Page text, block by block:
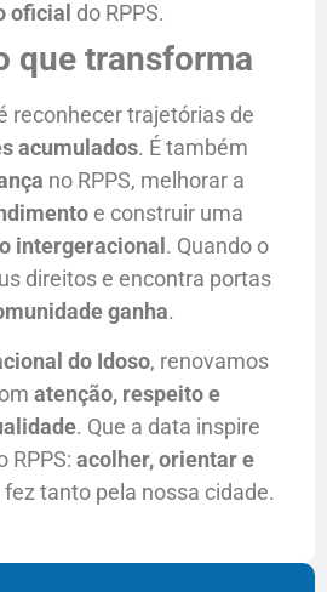
oficial do RPPS.
que transforma
reconhecer trajetórias de
acumulados. É também
no RPPS, melhorar a
e construir uma
intergeracional. Quando o
direitos e encontra portas
ganha.
do Idoso, renovamos
atenção, respeito e
. Que a data inspire
RPPS: acolher, orientar e
tanto pela nossa cidade.